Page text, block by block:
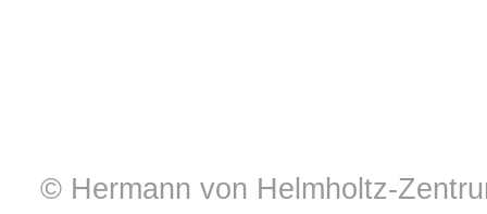
© Hermann von Helmholtz-